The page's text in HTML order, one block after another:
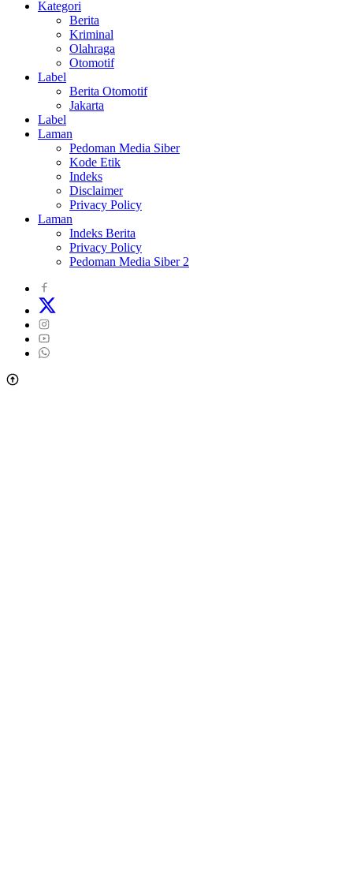
Kategori
Berita
Kriminal
Olahraga
Otomotif
Label
Berita Otomotif
Jakarta
Label
Laman
Pedoman Media Siber
Kode Etik
Indeks
Disclaimer
Privacy Policy
Laman
Indeks Berita
Privacy Policy
Pedoman Media Siber 2